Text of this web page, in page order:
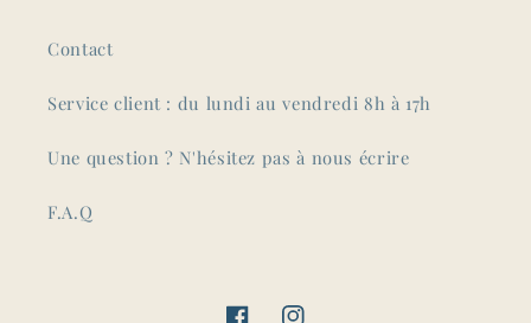
Contact
Service client : du lundi au vendredi 8h à 17h
Une question ? N'hésitez pas à nous écrire
F.A.Q